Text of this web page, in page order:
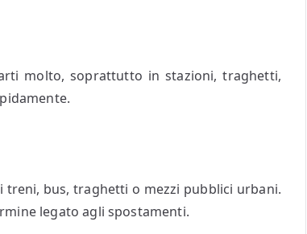
molto, soprattutto in stazioni, traghetti,
bus, traghetti o mezzi pubblici urbani.
legato agli spostamenti.